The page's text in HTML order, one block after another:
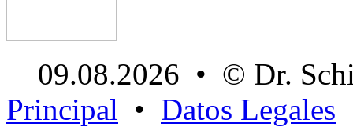
09.08.2026 • © Dr.
Principal • Datos Legales